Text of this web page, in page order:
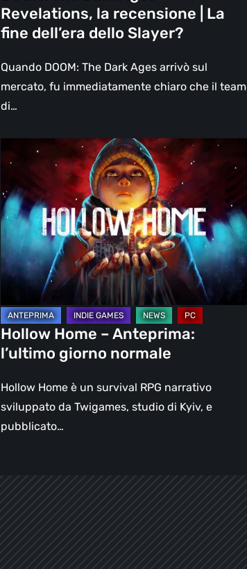
dell’era
dello
Slayer?
Revelations, la recensione | La
fine dell’era dello Slayer?
Quando DOOM: The Dark Ages arrivò sul
mercato, fu immediatamente chiaro che il team
di…
Home
Anteprima:
l’ultimo
giorno
normale
Hollow Home – Anteprima:
l’ultimo giorno normale
Hollow Home è un survival RPG narrativo
sviluppato da Twigames, studio di Kyiv, e
pubblicato…